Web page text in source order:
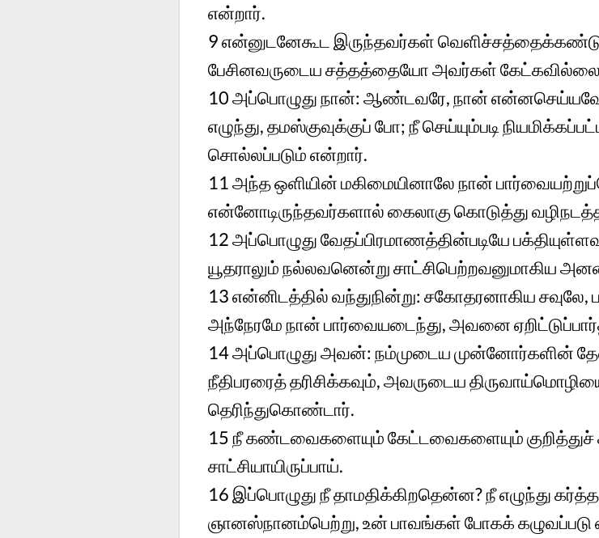
என்றார்.
9என்னுடனேகூட இருந்தவர்கள்
பேசினவருடைய சத்தத்தையோ அவர்கள்
10அப்பொழுது நான்: ஆண்டவரே, நான்
எழுந்து, தமஸ்குவுக்குப் போ; நீ செய்யும்படி
சொல்லப்படும் என்றார்.
11அந்த ஒளியின் மகிமையினாலே நான்
என்னோடிருந்தவர்களால் கைலாகு கொடுத்து
12அப்பொழுது வேதப்பிரமாணத்தின்படியே
யூதராலும் நல்லவனென்று சாட்சிபெற்றவனுமாகிய
13என்னிடத்தில் வந்துநின்று: சகோதரனாகிய
அந்நேரமே நான் பார்வையடைந்து, அவனை
14அப்பொழுது அவன்: நம்முடைய முன்னோர்களின்
நீதிபரரைத் தரிசிக்கவும், அவருடைய
தெரிந்துகொண்டார்.
15நீ கண்டவைகளையும் கேட்டவைகளையும் குறித்துச்
சாட்சியாயிருப்பாய்.
16 இப்பொழுது நீ தாமதிக்கிறதென்ன? நீ எழுந்து
ஞானஸ்நானம்பெற்று, உன் பாவங்கள் போகக்